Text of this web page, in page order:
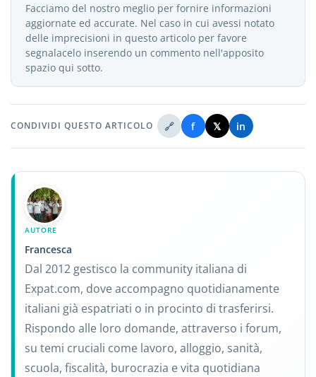
Facciamo del nostro meglio per fornire informazioni
aggiornate ed accurate. Nel caso in cui avessi notato
delle imprecisioni in questo articolo per favore
segnalacelo inserendo un commento nell'apposito
spazio qui sotto.
CONDIVIDI QUESTO ARTICOLO 🔗 f 𝕏 in
AUTORE
Francesca
Dal 2012 gestisco la community italiana di
Expat.com, dove accompagno quotidianamente
italiani già espatriati o in procinto di trasferirsi.
Rispondo alle loro domande, attraverso i forum,
su temi cruciali come lavoro, alloggio, sanità,
scuola, fiscalità, burocrazia e vita quotidiana